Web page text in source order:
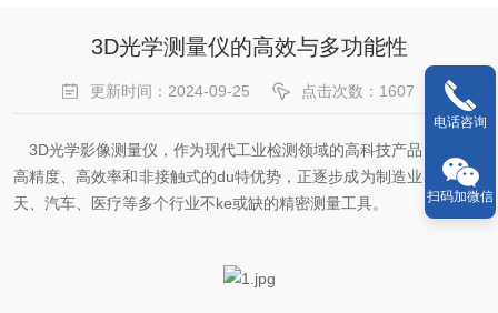
3D光学测量仪的高效与多功能性
更新时间：2024-09-25 点击次数：1607
3D光学影像测量仪，作为现代工业检测领域的高科技产品，凭借其
高精度、高效率和非接触式的du特优势，正逐步成为制造业、航空航
天、汽车、医疗等多个行业不ke或缺的精密测量工具。
电话咨询
扫码加微信